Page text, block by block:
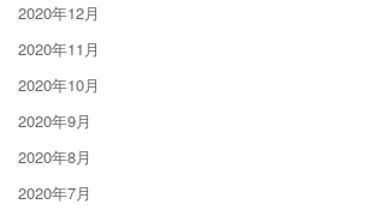
2020年12月
2020年11月
2020年10月
2020年9月
2020年8月
2020年7月